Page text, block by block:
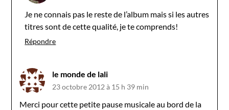
Je ne connais pas le reste de l’album mais si les autres
titres sont de cette qualité, je te comprends!
Répondre
le monde de lali
23 octobre 2012 à 15 h 39 min
Merci pour cette petite pause musicale au bord de la